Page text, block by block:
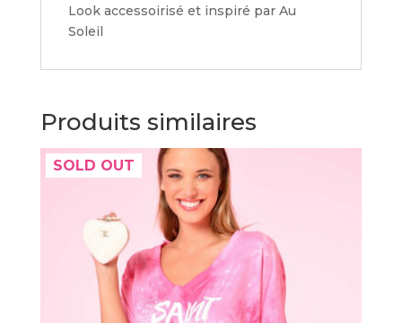
Look accessoirisé et inspiré par Au
Soleil
Produits similaires
SOLD OUT